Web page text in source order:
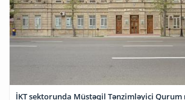
İKT sektorunda Müstəqil Tənzimləyici Qurum